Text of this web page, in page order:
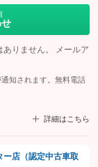
りません。 メールア
知されます。無料電話
詳細はこちら
店（認定中古車取